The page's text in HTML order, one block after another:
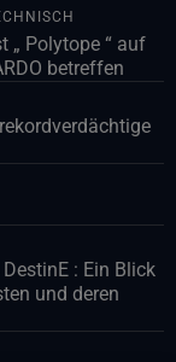
„ Polytope “ auf
betreffen
: Ein Blick
und deren